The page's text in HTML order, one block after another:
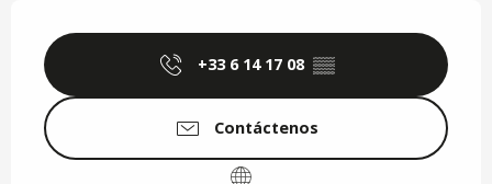
+33 6 14 17 08 ▒▒
Contáctenos